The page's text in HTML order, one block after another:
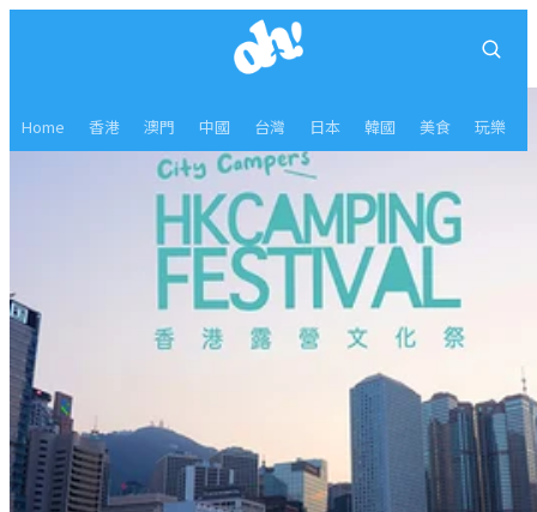
Home 香港 澳門 中國 台灣 日本 韓國 美食 玩樂